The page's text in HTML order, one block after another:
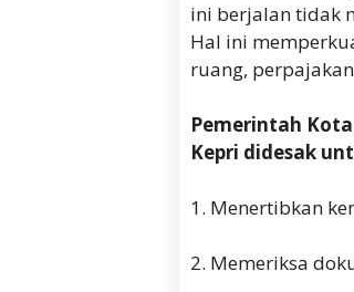
ini berjalan tidak
Hal ini
ruang,
Pemerintah
Kepri didesak
1. Menertibkan
2. Memeriksa